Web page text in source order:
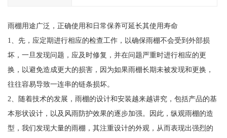
雨棚用途广泛，正确使用和日常保养可延长其使用寿命
1、先，应定期进行相应的检查工作，以确保雨棚不会受到外部损
坏，一旦发现问题，应及时修复，并在问题严重时进行相应的更
换，以避免造成更大的损害，因为如果雨棚长期未被发现和更换，
往往容易导致一连串的链条损坏。
2、随着技术的发展，雨棚的设计和安装越来越讲究，包括产品的基
本形状设计，以及风雨防护效果的逐步加强。因此，纵观雨棚的造
型，我们发现大量的雨棚，其注重设计的外观，从而表现出强烈的